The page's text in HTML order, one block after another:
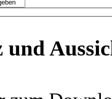
und